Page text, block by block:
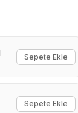
Sepete Ekle
Sepete Ekle